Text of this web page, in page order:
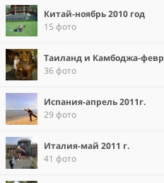
Китай-ноябрь 2010 год
15 фото
Таиланд и Камбоджа-
36 фото
Испания-апрель 2011г.
29 фото
Италия-май 2011 г.
41 фото